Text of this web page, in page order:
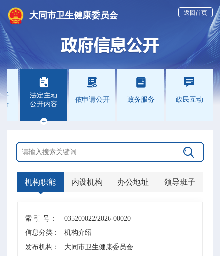
大同市卫生健康委员会 返回首页
开
告

法定主动
公开内容


依申请公开

政务服务

政民互动

机构职能 内设机构 办公地址 领导班子
索 引 号：
035200022/2026-00020
信息分类：
机构介绍
发布机构：
大同市卫生健康委员会